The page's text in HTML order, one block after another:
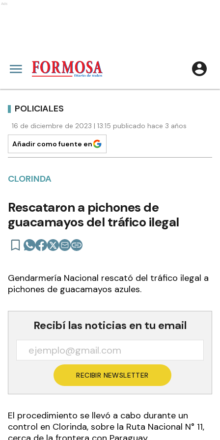
Ads
POLICIALES
16 de diciembre de 2023 | 13:15 publicado hace 3 años
Añadir como fuente en
CLORINDA
Rescataron a pichones de
guacamayos del tráfico ilegal
Gendarmería Nacional rescató del tráfico ilegal a
pichones de guacamayos azules.
Recibí las noticias en tu email
RECIBIR NEWSLETTER
El procedimiento se llevó a cabo durante un
control en Clorinda, sobre la Ruta Nacional N° 11,